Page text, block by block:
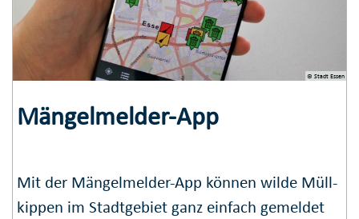
© Stadt Essen
Mängel­mel­der-App
Mit der Mängel­melder-App können wilde Müll­
kip­pen im Stadt­ge­biet ganz ein­fach ge­mel­det